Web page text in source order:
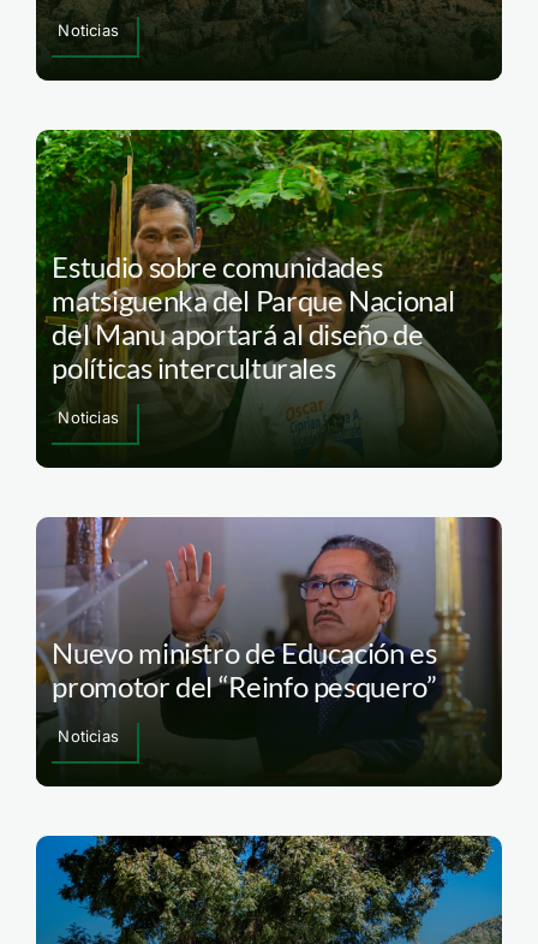
Noticias
Estudio sobre comunidades
matsiguenka del Parque Nacional
del Manu aportará al diseño de
políticas interculturales
Noticias
Nuevo ministro de Educación es
promotor del “Reinfo pesquero”
Noticias